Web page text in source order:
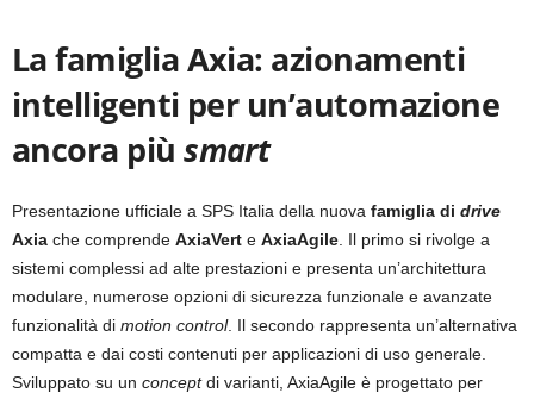
La famiglia Axia: azionamenti
intelligenti per un’automazione
ancora piùsmart
Presentazione ufficiale a SPS Italia della nuova famiglia di drive
Axia che comprende AxiaVert e AxiaAgile . Il primo si rivolge a
sistemi complessi ad alte prestazioni e presenta un’architettura
modulare, numerose opzioni di sicurezza funzionale e avanzate
funzionalità di motion control. Il secondo rappresenta un’alternativa
compatta e dai costi contenuti per applicazioni di uso generale.
Sviluppato su un conceptdi varianti, AxiaAgile è progettato per